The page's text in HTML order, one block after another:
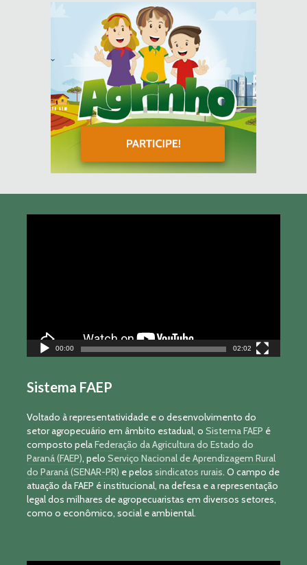
00:00 02:02
Sistema FAEP
Voltado à representatividade e o desenvolvimento do
setor agropecuário em âmbito estadual, o Sistema FAEP é
composto pelaFederação da Agricultura do Estado do
Paraná (FAEP), pelo Serviço Nacional de Aprendizagem Rural
do Paraná (SENAR-PR) e pelos sindicatos rurais. O campo de
atuação da FAEP é institucional, na defesa e a representação
legal dos milhares de agropecuaristas em diversos setores,
como o econômico, social e ambiental.